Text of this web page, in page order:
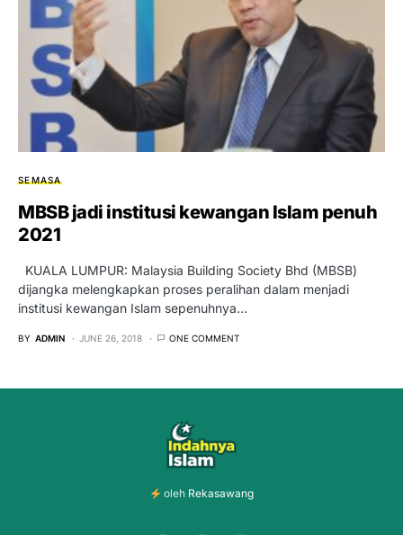
SEMASA
MBSB jadi institusi kewangan Islam penuh
2021
KUALA LUMPUR: Malaysia Building Society Bhd (MBSB)
dijangka melengkapkan proses peralihan dalam menjadi
institusi kewangan Islam sepenuhnya…
BY ADMIN JUNE 26, 2018 ONE COMMENT
oleh Rekasawang